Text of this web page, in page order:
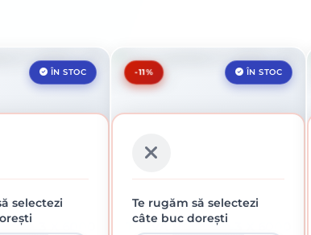
ÎN STOC
3 X 6000
selectezi
ÎN STOC
-11%
TEAVA PATRATA 3 X 6000
Te rugăm să selectezi
câte buc dorești